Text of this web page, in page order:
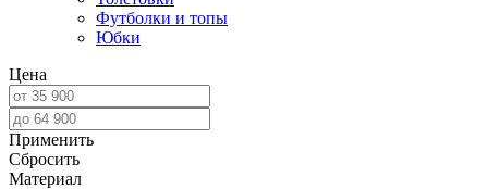
Футболки и топы
Юбки
Цена
Применить
Cбросить
Материал